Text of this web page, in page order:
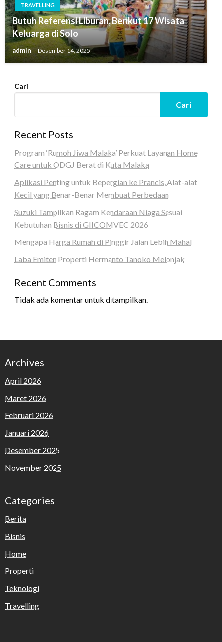
TRAVELLING
Butuh Referensi Liburan, Berikut 17 Wisata
Keluarga di Solo
admin Desember 14, 2025
Cari
Cari
Recent Posts
Program ‘Rumoh Jiwa Malaka’ Perkuat Layanan Home
Care untuk ODGJ Berat di Kuta Malaka
Aplikasi Penting untuk Bepergian ke Prancis, Alat-alat
Kecil yang Benar-Benar Membuat Perbedaan
Suzuki Tampilkan Ragam Kendaraan Niaga Sesuai
Kebutuhan Bisnis di GIICOMVEC 2026
Mengapa Harga Rumah di Pinggir Jalan Lebih Mahal
Laba Emiten Properti Hermanto Tanoko Melonjak
Recent Comments
Tidak ada komentar untuk ditampilkan.
Archives
April 2026
Maret 2026
Februari 2026
Januari 2026
Desember 2025
November 2025
Categories
Berita
Bisnis
Home
Properti
Teknologi
Travelling